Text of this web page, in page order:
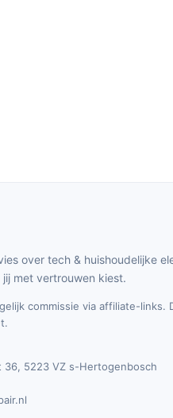
over tech & huishoudelijke
met vertrouwen kiest.
commissie via affiliate-links.
36, 5223 VZ s-Hertogenbosch